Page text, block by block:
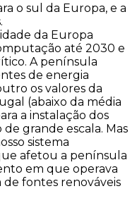
o sul da Europa, e a
da Europa
até 2030 e
A península
de energia
os valores da
(abaixo da média
a instalação dos
grande escala. Mas
sistema
afetou a península
em que operava
fontes renováveis